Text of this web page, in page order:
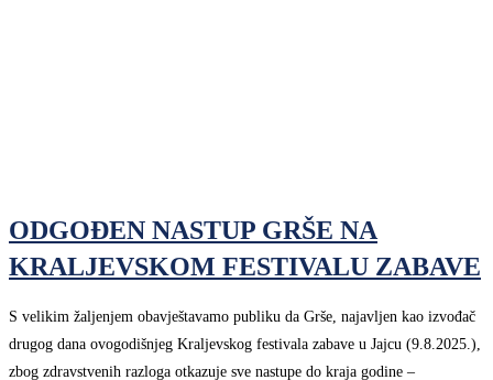
ODGOĐEN NASTUP GRŠE NA
KRALJEVSKOM FESTIVALU ZABAVE
S velikim žaljenjem obavještavamo publiku da Grše, najavljen kao izvođač
drugog dana ovogodišnjeg Kraljevskog festivala zabave u Jajcu (9.8.2025.),
zbog zdravstvenih razloga otkazuje sve nastupe do kraja godine –